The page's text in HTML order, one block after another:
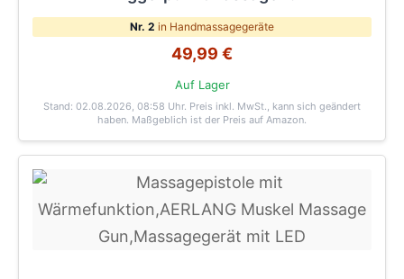
Nr. 2 in Handmassagegeräte
49,99 €
Auf Lager
Stand: 02.08.2026, 08:58 Uhr. Preis inkl. MwSt., kann sich geändert
haben. Maßgeblich ist der Preis auf Amazon.